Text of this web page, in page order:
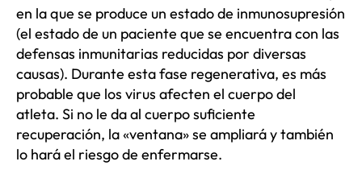
en la que se produce un estado de inmunosupresión
(el estado de un paciente que se encuentra con las
defensas inmunitarias reducidas por diversas
causas). Durante esta fase regenerativa, es más
probable que los virus afecten el cuerpo del
atleta. Si no le da al cuerpo suficiente
recuperación, la «ventana» se ampliará y también
lo hará el riesgo de enfermarse.